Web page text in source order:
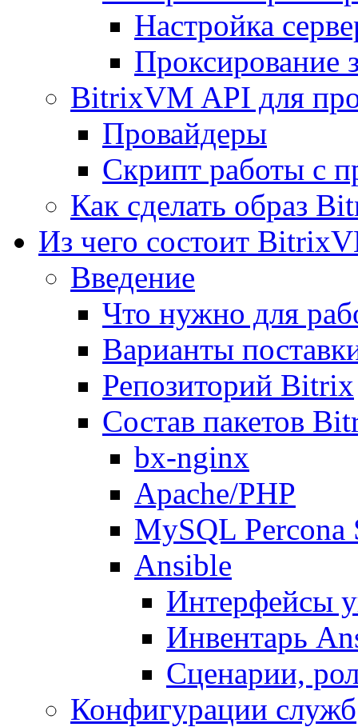
Настройка
Проксирование
BitrixVM API для
Провайдеры
Скрипт работы с
Как сделать образ
Из чего состоит
Введение
Что нужно для
Варианты
Репозиторий Bitrix
Состав пакетов
bx-nginx
Apache/PHP
MySQL Percona
Ansible
Интерфейсы
Инвентарь
Сценарии,
Конфигурации служб